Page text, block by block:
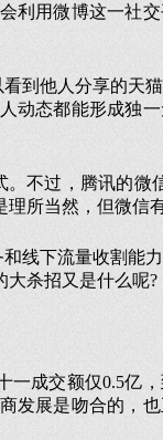
利用微博这一社
到他人分享的天猫
动态都能形成独一
。不过，腾讯的微
所当然，但微信
线下流量收割能
大杀招又是什么呢?
成交额仅0.5亿
发展是吻合的，